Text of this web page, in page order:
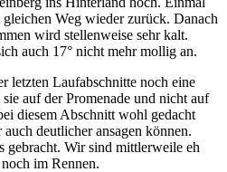
Weg wieder zurück. Danach
wird stellenweise sehr kalt.
auch 17° nicht mehr mollig an.
letzten Laufabschnitte noch eine
auf der Promenade und nicht auf
diesem Abschnitt wohl gedacht
deutlicher ansagen können.
gebracht. Wir sind mittlerweile eh
im Rennen.